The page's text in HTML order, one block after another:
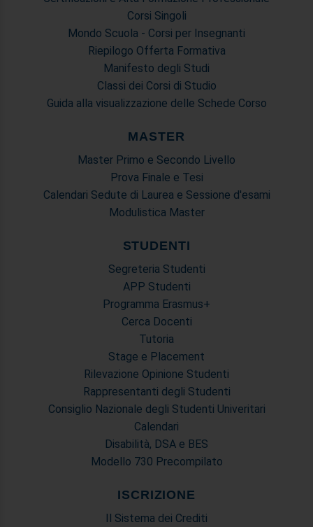
Corsi Singoli
Mondo Scuola - Corsi per Insegnanti
Riepilogo Offerta Formativa
Manifesto degli Studi
Classi dei Corsi di Studio
Guida alla visualizzazione delle Schede Corso
MASTER
Master Primo e Secondo Livello
Prova Finale e Tesi
Calendari Sedute di Laurea e Sessione d'esami
Modulistica Master
STUDENTI
Segreteria Studenti
APP Studenti
Programma Erasmus+
Cerca Docenti
Tutoria
Stage e Placement
Rilevazione Opinione Studenti
Rappresentanti degli Studenti
Consiglio Nazionale degli Studenti Univeritari
Calendari
Disabilità, DSA e BES
Modello 730 Precompilato
ISCRIZIONE
Il Sistema dei Crediti